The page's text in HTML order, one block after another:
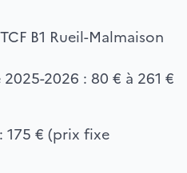
B1 Rueil-Malmaison
2026 : 80 € à 261 €
175 € (prix fixe